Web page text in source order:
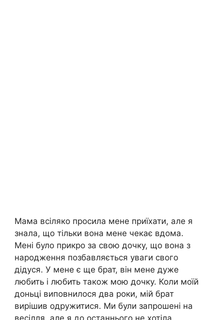
Мама всіляко просила мене приїхати, але я
знала, що тільки вона мене чекає вдома.
Мені було прикро за свою дочку, що вона з
народження позбавляється уваги свого
дідуся. У мене є ще брат, він мене дуже
любить і любить також мою дочку. Коли моїй
доньці виповнилося два роки, мій брат
вирішив одружитися. Ми були запрошені на
весілля, але я до останнього не хотіла